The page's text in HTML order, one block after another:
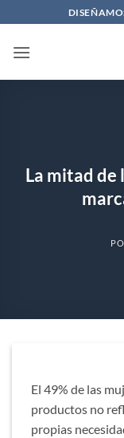
al
contenido
La mitad de
El 49% de las
productos no
propias